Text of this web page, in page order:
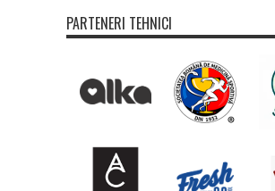
PARTENERI TEHNICI